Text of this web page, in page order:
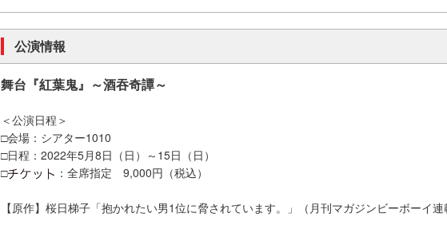
公演情報
舞台『紅葉鬼』～酒吞奇譚～
＜公演日程＞
□会場：シアター1010
□日程：2022年5月8日（日）～15日（日）
□
：全席指定 9,000円（税込）
【原作】桜日梯子「抱かれたい男1位に脅されています。」（月刊マガジンビーボーイ